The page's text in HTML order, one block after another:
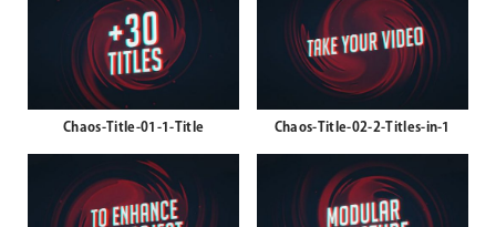
Chaos-Title-01-1-Title Chaos-Title-02-2-Titles-in-1